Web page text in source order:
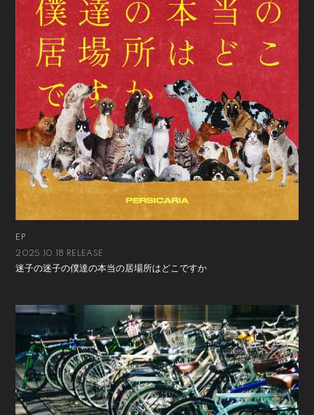
EP
2025.10.18 RELEASE
迷子の迷子の僕達の本当の居場所はどこですか